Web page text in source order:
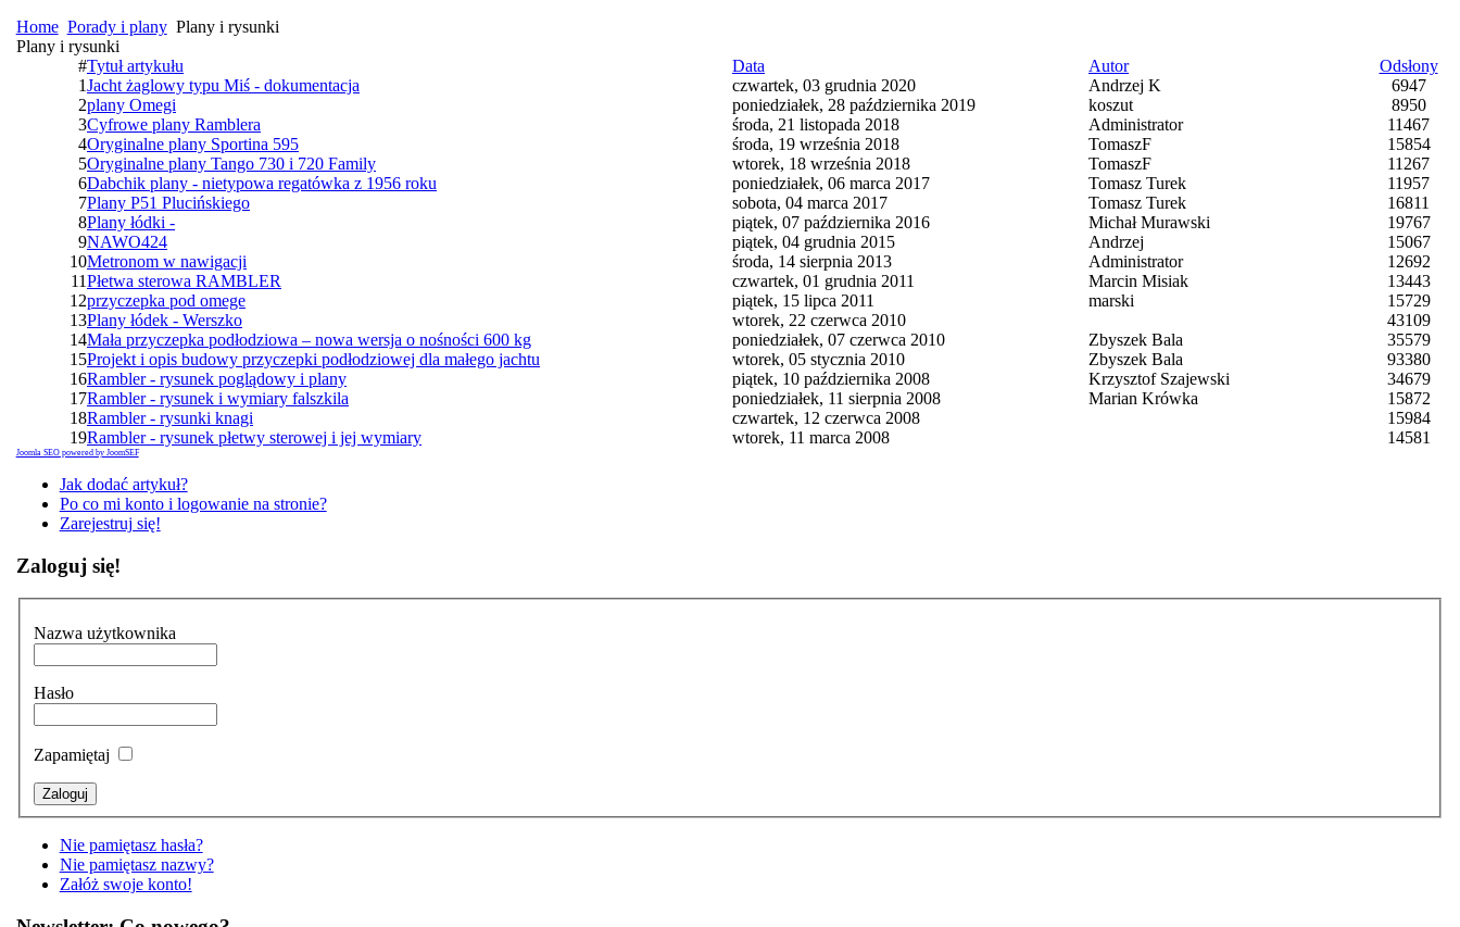
Home Porady i plany Plany i rysunki
Plany i rysunki
#Tytuł artykułu Data Autor
Odsłony
1Jacht żaglowy typu Miś - dokumentacja czwartek, 03 grudnia 2020 Andrzej K
6947
2plany Omegi poniedziałek, 28 października 2019 koszut
8950
3Cyfrowe plany Ramblera środa, 21 listopada 2018 Administrator
11467
4Oryginalne plany Sportina 595 środa, 19 września 2018 TomaszF
15854
5Oryginalne plany Tango 730 i 720 Family wtorek, 18 września 2018 TomaszF
11267
6Dabchik plany - nietypowa regatówka z 1956 roku poniedziałek, 06 marca 2017 Tomasz Turek
11957
7Plany P51 Plucińskiego sobota, 04 marca 2017 Tomasz Turek
16811
8Plany łódki - piątek, 07 października 2016 Michał Murawski
19767
9NAWO424 piątek, 04 grudnia 2015 Andrzej
15067
10Metronom w nawigacji środa, 14 sierpnia 2013 Administrator
12692
11Płetwa sterowa RAMBLER czwartek, 01 grudnia 2011 Marcin Misiak
13443
12przyczepka pod omege piątek, 15 lipca 2011 marski
15729
13Plany łódek - Werszko wtorek, 22 czerwca 2010
43109
14Mała przyczepka podłodziowa – nowa wersja o nośności 600 kg poniedziałek, 07 czerwca 2010 Zbyszek Bala
35579
15Projekt i opis budowy przyczepki podłodziowej dla małego jachtu wtorek, 05 stycznia 2010 Zbyszek Bala
93380
16Rambler - rysunek poglądowy i plany piątek, 10 października 2008 Krzysztof Szajewski
34679
17Rambler - rysunek i wymiary falszkila poniedziałek, 11 sierpnia 2008 Marian Krówka
15872
18Rambler - rysunki knagi czwartek, 12 czerwca 2008
15984
19Rambler - rysunek płetwy sterowej i jej wymiary wtorek, 11 marca 2008 14581
Joomla SEO powered by JoomSEF
Jak dodać artykuł?
Po co mi konto i logowanie na stronie?
Zarejestruj się!
Zaloguj się!
Nazwa użytkownika
Hasło
Zapamiętaj
Nie pamiętasz hasła?
Nie pamiętasz nazwy?
Załóż swoje konto!